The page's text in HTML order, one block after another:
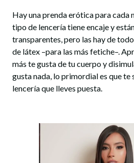
Hay una prenda erótica para cada
tipo de lencería tiene encaje y
transparentes, pero las hay de
de látex –para las más fetiche–.
más te gusta de tu cuerpo y
gusta nada, lo primordial es que te
lencería que lleves puesta.